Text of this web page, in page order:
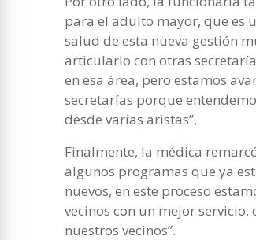
para el adulto mayor, que es
salud de esta nueva gestión
articularlo con otras
en esa área, pero estamos
secretarías porque
desde varias aristas”.
Finalmente, la médica
algunos programas que ya
nuevos, en este proceso
vecinos con un mejor
nuestros vecinos”.